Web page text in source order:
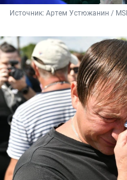
Источник: Артем Устюжанин /